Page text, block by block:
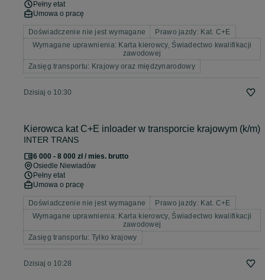
Pełny etat
Umowa o pracę
Doświadczenie nie jest wymagane
Prawo jazdy: Kat. C+E
Wymagane uprawnienia: Karta kierowcy, Świadectwo kwalifikacji
zawodowej
Zasięg transportu: Krajowy oraz międzynarodowy
Dzisiaj o 10:30
Kierowca kat C+E inloader w transporcie krajowym (k/m)
INTER TRANS
6 000 - 8 000 zł / mies. brutto
Osiedle Niewiadów
Pełny etat
Umowa o pracę
Doświadczenie nie jest wymagane
Prawo jazdy: Kat. C+E
Wymagane uprawnienia: Karta kierowcy, Świadectwo kwalifikacji
zawodowej
Zasięg transportu: Tylko krajowy
Dzisiaj o 10:28